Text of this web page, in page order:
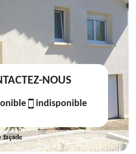
NOUS
indisponible